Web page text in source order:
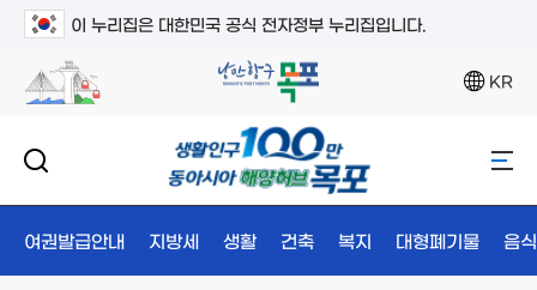
이 누리집은 대한민국 공식 전자정부 누리집입니다.
KR
여권발급안내 지방세 생활 건축 복지 대형폐기물 음